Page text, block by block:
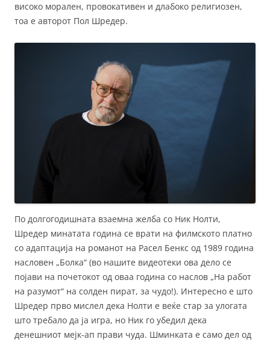
високо морален, провокативен и длабоко религиозен,
тоа е авторот Пол Шредер.
По долгогодишната взаемна желба со Ник Нолти,
Шредер минатата година се врати на филмското платно
со адаптација на романот на Расел Бенкс од 1989 година
насловен „Болка“ (во нашите видеотеки ова дело се
појави на почетокот од оваа година со наслов „На работ
на разумот“ на солден пират, за чудо!). Интересно е што
Шредер прво мислел дека Нолти е веќе стар за улогата
што требало да ја игра, но Ник го убедил дека
денешниот мејк-ап прави чуда. Шминката е само дел од